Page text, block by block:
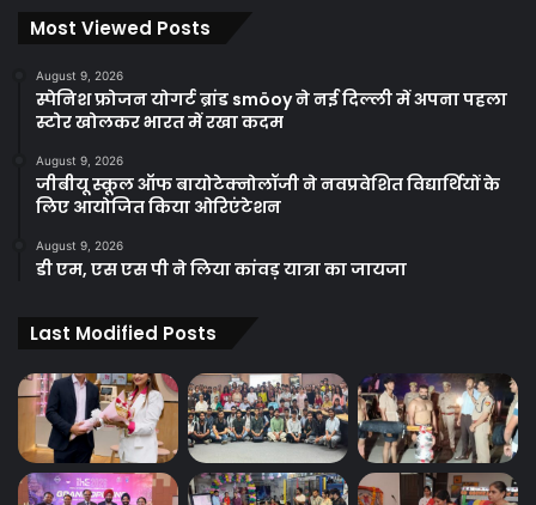
Most Viewed Posts
August 9, 2026
स्पेनिश फ्रोजन योगर्ट ब्रांड smöoy ने नई दिल्ली में अपना पहला
स्टोर खोलकर भारत में रखा कदम
August 9, 2026
जीबीयू स्कूल ऑफ बायोटेक्नोलॉजी ने नवप्रवेशित विद्यार्थियों के
लिए आयोजित किया ओरिएंटेशन
August 9, 2026
डी एम, एस एस पी ने लिया कांवड़ यात्रा का जायजा
Last Modified Posts